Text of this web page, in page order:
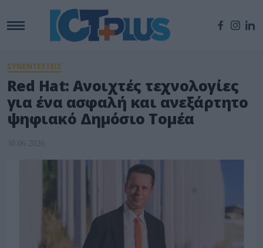
ΣΥΝΕΝΤΕΥΞΕΙΣ
Red Hat: Ανοιχτές τεχνολογίες
για ένα ασφαλή και ανεξάρτητο
ψηφιακό Δημόσιο Τομέα
30.06.2026